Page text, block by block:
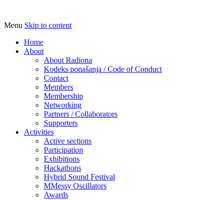
Radiona
Udruga za razvoj ‘uradi sam’ kulture //
Association for Development of 'do-it-
yourself' Culture – Makerspace
Menu Skip to content
Home
About
About Radiona
Kodeks ponašanja / Code of Conduct
Contact
Members
Membership
Networking
Partners / Collaborators
Supporters
Activities
Active sections
Participation
Exhibitions
Hackathons
Hybrid Sound Festival
MMessy Oscillators
Awards